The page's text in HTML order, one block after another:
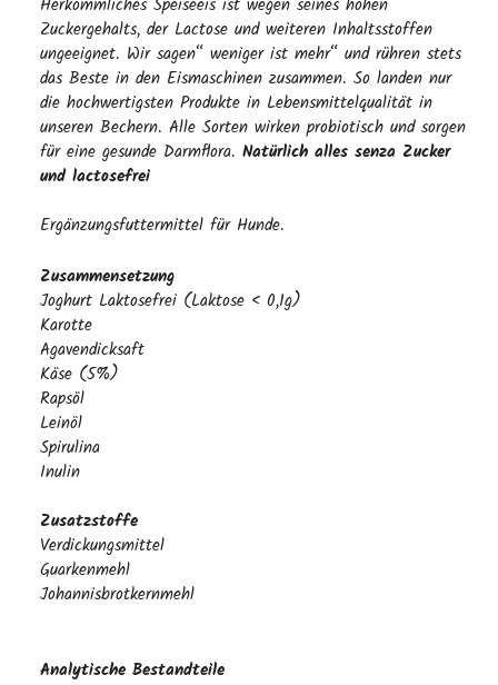
Zuckergehalts, der Lactose und weiteren Inhaltsstoffen
ungeeignet. Wir sagen“ weniger ist mehr“ und rühren stets
das Beste in den Eismaschinen zusammen. So landen nur
die hochwertigsten Produkte in Lebensmittelqualität in
unseren Bechern. Alle Sorten wirken probiotisch und sorgen
für eine gesunde Darmflora. Natürlich alles senza Zucker
und lactosefrei
Ergänzungsfuttermittel für Hunde.
Zusammensetzung
Joghurt Laktosefrei (Laktose < 0,1g)
Karotte
Agavendicksaft
Käse (5%)
Rapsöl
Leinöl
Spirulina
Inulin
Zusatzstoffe
Verdickungsmittel
Guarkenmehl
Johannisbrotkernmehl
Analytische Bestandteile